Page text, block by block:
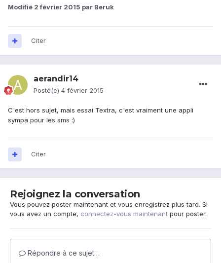
Modifié 2 février 2015 par Beruk
Citer
aerandir14
Posté(e) 4 février 2015
C'est hors sujet, mais essai Textra, c'est vraiment une appli
sympa pour les sms :)
Citer
Rejoignez la conversation
Vous pouvez poster maintenant et vous enregistrez plus tard. Si
vous avez un compte, connectez-vous maintenant pour poster.
Répondre à ce sujet…